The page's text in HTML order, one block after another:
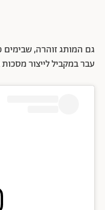
גם המותג זוהרה, שבימים
עבר במקביל לייצור